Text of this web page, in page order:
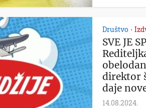
Društvo •
SVE JE
direktor
daje
14.08.2024.